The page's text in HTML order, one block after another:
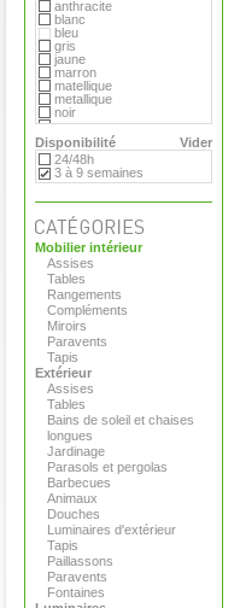
Matière Grise
Moroso
Paola Lenti
Plank
Pop Corn
Roda
Serralunga
Tribu
Vange
Versus
Viteo
anthracite
blanc
bleu
gris
jaune
marron
matellique
metallique
noir
orange
rouge
transparent
vert
Vider
Disponibilité
24/48h
3 à 9 semaines
Mobilier intérieur
Assises
Tables
Rangements
Compléments
Miroirs
Paravents
Tapis
Extérieur
Assises
Tables
Bains de soleil et chaises
longues
Jardinage
Parasols et pergolas
Barbecues
Animaux
Douches
Luminaires d'extérieur
Tapis
Paillassons
Paravents
Fontaines